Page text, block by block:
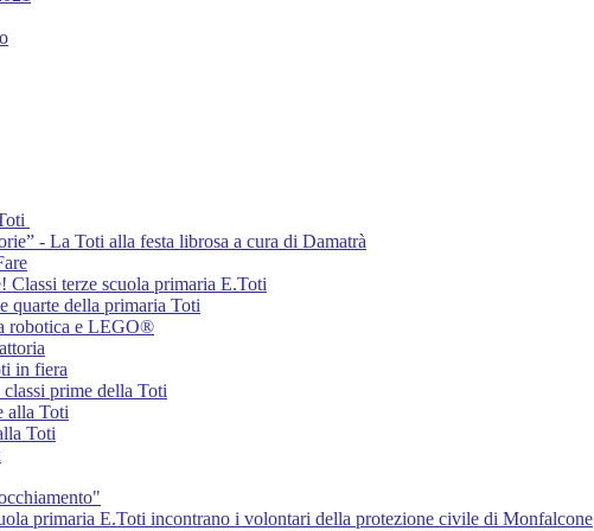
- La Toti alla festa librosa a cura di Damatrà
Classi terze scuola primaria E.Toti
quarte della primaria Toti
robotica e LEGO®
in fiera
prime della Toti
alla Toti
Toti
primaria E.Toti incontrano i volontari della protezione civile di Monfalcone